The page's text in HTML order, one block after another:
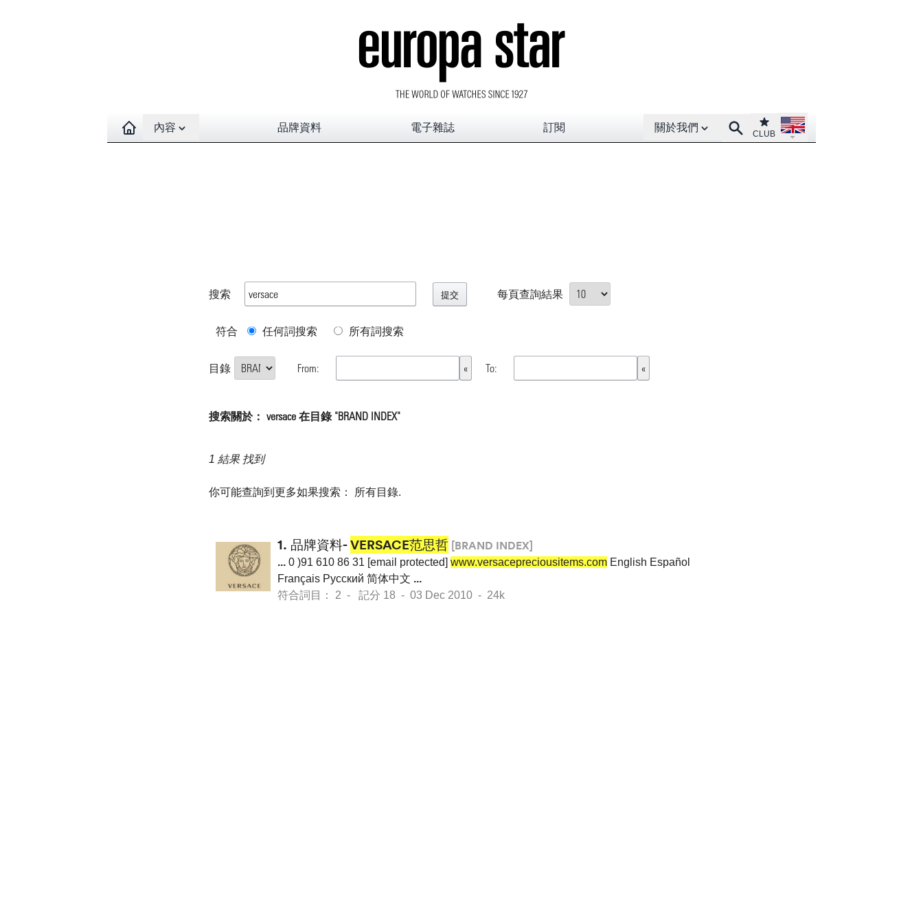
Open contents menu
內容 品牌資料 電子雜誌 訂閱
Open About menu
關於我們 SearchClub
CLUB
Open language menu
搜索 每頁查詢結果
符合 任何詞搜索 所有詞搜索
目錄 From: To:
搜索關於： versace 在目錄 "BRAND INDEX"
1 結果 找到
你可能查詢到更多如果搜索： 所有目錄.
1. 品牌資料-VERSACE范思哲 [BRAND INDEX]
... 0 )91 610 86 31 [email protected] www.versacepreciousitems.com English Español
Français Pусский 简体中文 ...
符合詞目： 2 - 記分 18 - 03 Dec 2010 - 24k